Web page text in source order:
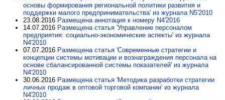
основы формирования региональной политики развития и
поддержки малого предпринимательства' из журнала N5'2010
23.08.2016 Размещена аннотация к номеру N4'2016
14.07.2016 Размещена статья 'Управление персоналом
предприятия: социально-экономические аспекты' из журнала
N4'2010
07.07.2016 Размещена статья 'Современные стратегии и
концепции системы мотивации и вознаграждения персонала на
основе сбалансированной системы показателей' из журнала
N4'2010
30.06.2016 Размещена статья 'Методика разработки стратегии
личных продаж в оптовой торговой компании' из журнала
N4'2010